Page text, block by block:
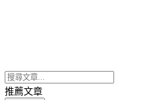
推薦文章